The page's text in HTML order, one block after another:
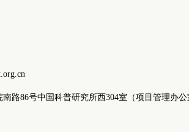
路86号中国科普研究所西304室（项目管理办公